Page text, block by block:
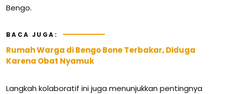
Bengo.
BACA JUGA:
Rumah Warga di Bengo Bone Terbakar, Diduga
Karena Obat Nyamuk
Langkah kolaboratif ini juga menunjukkan pentingnya